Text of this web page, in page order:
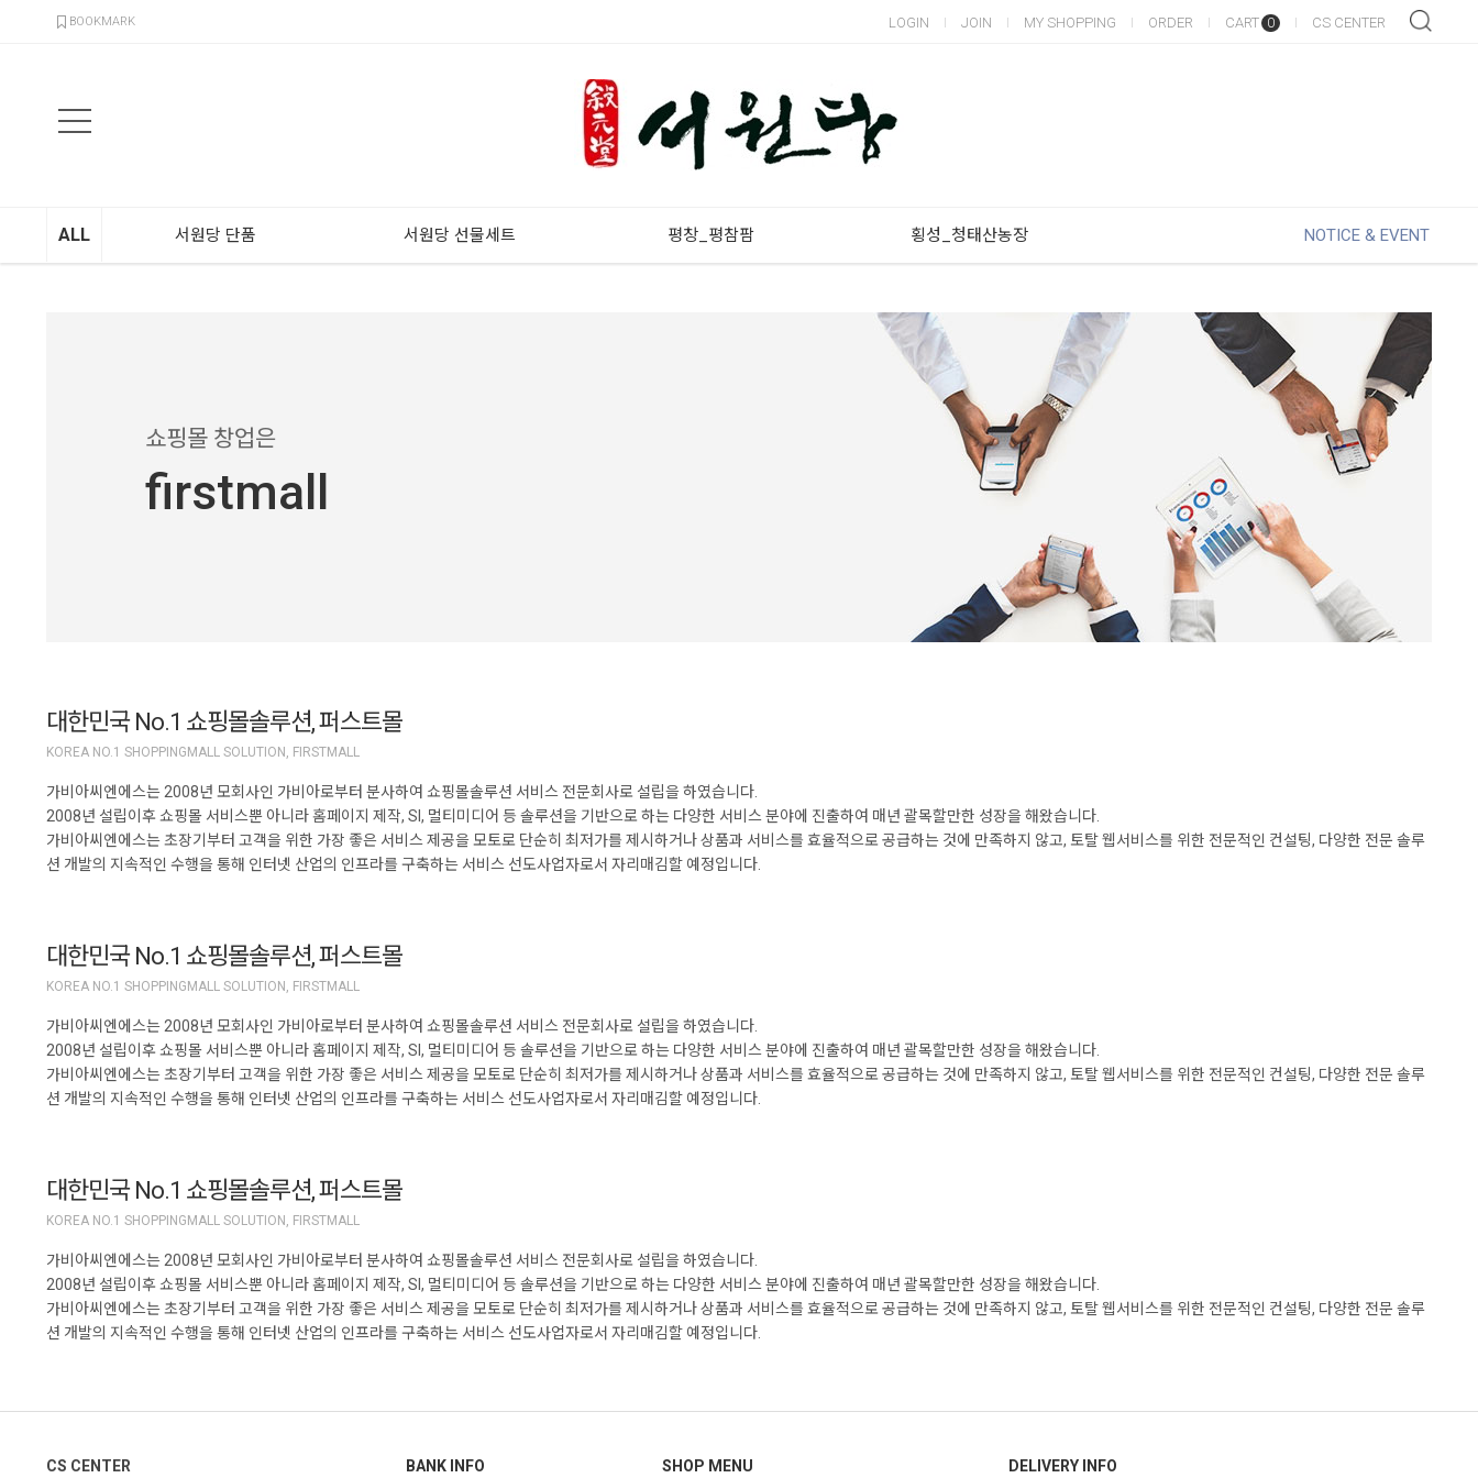
BOOKMARK LOGIN JOIN MY SHOPPING ORDER CART 0 CS CENTER
ALL 서원당 단품 서원당 선물세트 평창_평참팜 횡성_청태산농장 NOTICE & EVENT
쇼핑몰 창업은
firstmall
대한민국 No.1 쇼핑몰솔루션, 퍼스트몰
KOREA NO.1 SHOPPINGMALL SOLUTION, FIRSTMALL
가비아씨엔에스는 2008년 모회사인 가비아로부터 분사하여 쇼핑몰솔루션 서비스 전문회사로 설립을 하였습니다.
2008년 설립이후 쇼핑몰 서비스뿐 아니라 홈페이지 제작, SI, 멀티미디어 등 솔루션을 기반으로 하는 다양한 서비스 분야에 진출하여 매년 괄목할만한 성장을 해왔습니다.
가비아씨엔에스는 초장기부터 고객을 위한 가장 좋은 서비스 제공을 모토로 단순히 최저가를 제시하거나 상품과 서비스를 효율적으로 공급하는 것에 만족하지 않고, 토탈 웹서비스를 위한 전문적인 컨설팅, 다양한 전문 솔루
션 개발의 지속적인 수행을 통해 인터넷 산업의 인프라를 구축하는 서비스 선도사업자로서 자리매김할 예정입니다.
대한민국 No.1 쇼핑몰솔루션, 퍼스트몰
KOREA NO.1 SHOPPINGMALL SOLUTION, FIRSTMALL
가비아씨엔에스는 2008년 모회사인 가비아로부터 분사하여 쇼핑몰솔루션 서비스 전문회사로 설립을 하였습니다.
2008년 설립이후 쇼핑몰 서비스뿐 아니라 홈페이지 제작, SI, 멀티미디어 등 솔루션을 기반으로 하는 다양한 서비스 분야에 진출하여 매년 괄목할만한 성장을 해왔습니다.
가비아씨엔에스는 초장기부터 고객을 위한 가장 좋은 서비스 제공을 모토로 단순히 최저가를 제시하거나 상품과 서비스를 효율적으로 공급하는 것에 만족하지 않고, 토탈 웹서비스를 위한 전문적인 컨설팅, 다양한 전문 솔루
션 개발의 지속적인 수행을 통해 인터넷 산업의 인프라를 구축하는 서비스 선도사업자로서 자리매김할 예정입니다.
대한민국 No.1 쇼핑몰솔루션, 퍼스트몰
KOREA NO.1 SHOPPINGMALL SOLUTION, FIRSTMALL
가비아씨엔에스는 2008년 모회사인 가비아로부터 분사하여 쇼핑몰솔루션 서비스 전문회사로 설립을 하였습니다.
2008년 설립이후 쇼핑몰 서비스뿐 아니라 홈페이지 제작, SI, 멀티미디어 등 솔루션을 기반으로 하는 다양한 서비스 분야에 진출하여 매년 괄목할만한 성장을 해왔습니다.
가비아씨엔에스는 초장기부터 고객을 위한 가장 좋은 서비스 제공을 모토로 단순히 최저가를 제시하거나 상품과 서비스를 효율적으로 공급하는 것에 만족하지 않고, 토탈 웹서비스를 위한 전문적인 컨설팅, 다양한 전문 솔루
션 개발의 지속적인 수행을 통해 인터넷 산업의 인프라를 구축하는 서비스 선도사업자로서 자리매김할 예정입니다.
CS CENTER BANK INFO SHOP MENU DELIVERY INFO